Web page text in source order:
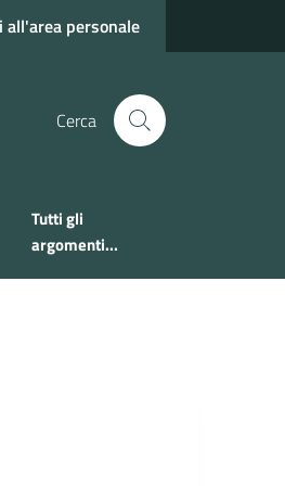
all'area personale
Cerca
Tutti gli
argomenti...